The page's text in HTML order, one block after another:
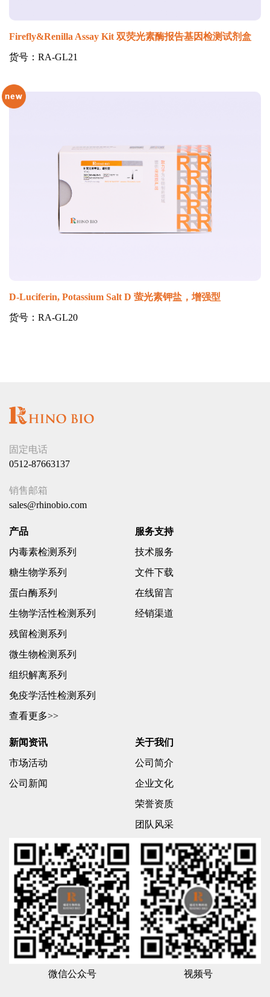
Firefly&Renilla Assay Kit 双荧光素酶报告基因检测试剂盒
货号：RA-GL21
D-Luciferin, Potassium Salt D 萤光素钾盐，增强型
货号：RA-GL20
固定电话
0512-87663137
销售邮箱
sales@rhinobio.com
产品
内毒素检测系列
糖生物学系列
蛋白酶系列
生物学活性检测系列
残留检测系列
微生物检测系列
组织解离系列
免疫学活性检测系列
查看更多>>
服务支持
技术服务
文件下载
在线留言
经销渠道
新闻资讯
市场活动
公司新闻
关于我们
公司简介
企业文化
荣誉资质
团队风采
微信公众号 视频号